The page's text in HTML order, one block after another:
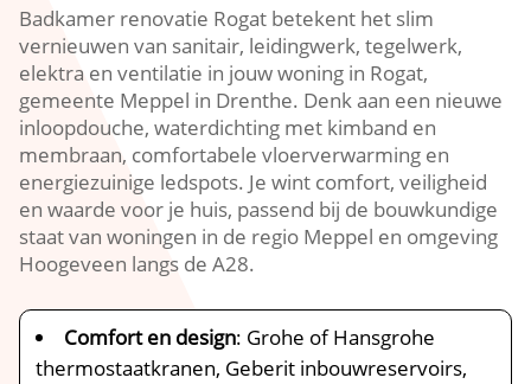
Badkamer renovatie Rogat betekent het slim
vernieuwen van sanitair, leidingwerk, tegelwerk,
elektra en ventilatie in jouw woning in Rogat,
gemeente Meppel in Drenthe. Denk aan een nieuwe
inloopdouche, waterdichting met kimband en
membraan, comfortabele vloerverwarming en
energiezuinige ledspots. Je wint comfort, veiligheid
en waarde voor je huis, passend bij de bouwkundige
staat van woningen in de regio Meppel en omgeving
Hoogeveen langs de A28.
Comfort en design: Grohe of Hansgrohe
thermostaatkranen, Geberit inbouwreservoirs,